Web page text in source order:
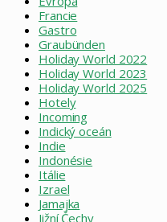
Francie
Gastro
Graubünden
Holiday World 2022
Holiday World 2023
Holiday World 2025
Hotely
Incoming
Indický oceán
Indie
Indonésie
Itálie
Izrael
Jamajka
Jižní Čechy